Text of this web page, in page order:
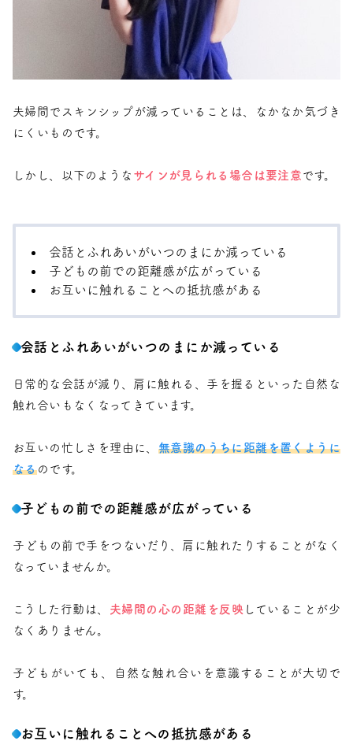
夫婦間でスキンシップが減っていることは、なかなか気づき
にくいものです。
しかし、以下のような サインが見られる場合は要注意 です。
会話とふれあいがいつのまにか減っている
子どもの前での距離感が広がっている
お互いに触れることへの抵抗感がある
会話とふれあいがいつのまにか減っている
日常的な会話が減り、肩に触れる、手を握るといった自然な
触れ合いもなくなってきています。
お互いの忙しさを理由に、 無意識のうちに距離を置くように
なるのです。
子どもの前での距離感が広がっている
子どもの前で手をつないだり、肩に触れたりすることがなく
なっていませんか。
こうした行動は、 夫婦間の心の距離を反映 していることが少
なくありません。
子どもがいても、自然な触れ合いを意識することが大切で
す。
お互いに触れることへの抵抗感がある